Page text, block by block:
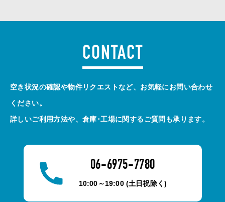
CONTACT
空き状況の確認や物件リクエストなど、お気軽にお問い合わせ
ください。
詳しいご利用方法や、倉庫･工場に関するご質問も承ります。
06-6975-7780
10:00～19:00 (土日祝除く)